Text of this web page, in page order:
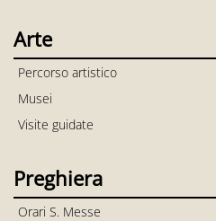
Arte
Percorso artistico
Musei
Visite guidate
Preghiera
Orari S. Messe